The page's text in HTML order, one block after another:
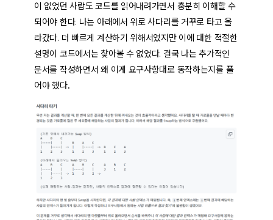
이 없었던 사람도 코드를 읽어내려가면서 충분히 이해할 수
되어야 한다. 나는 아래에서 위로 사다리를 거꾸로 타고 올
라갔다. 더 빠르게 계산하기 위해서였지만 이에 대한 적절한
설명이 코드에서는 찾아볼 수 없었다. 결국 나는 추가적인
문서를 작성하면서 왜 이게 요구사항대로 동작하는지를 풀
어야 했다.